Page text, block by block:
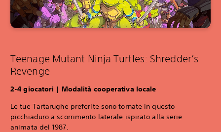
Teenage Mutant Ninja Turtles: Shredder’s
Revenge
‎2-4 giocatori | Modalità cooperativa locale
Le tue Tartarughe preferite sono tornate in questo
picchiaduro a scorrimento laterale ispirato alla serie
animata del 1987.